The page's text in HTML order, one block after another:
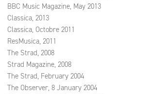
BBC Music Magazine, May 2013
Classica, 2013
Classica, Octobre 2011
ResMusica, 2011
The Strad, 2008
Strad Magazine, 2008
The Strad, February 2004
The Observer, 8 January 2004